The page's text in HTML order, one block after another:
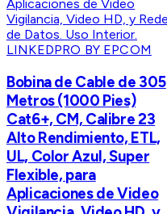
LINKEDPRO BY EPCOM
Bobina de Cable de 305
Metros (1000 Pies)
Cat6+, CM, Calibre 23
Alto Rendimiento, ETL,
UL, Color Azul, Super
Flexible, para
Aplicaciones de Video